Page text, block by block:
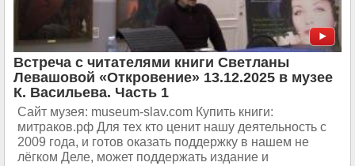
Встреча с читателями книги Светланы
Левашовой «Откровение» 13.12.2025 в музее
К. Васильева. Часть 1
Сайт музея: museum-slav.com Купить книги:
митраков.рф Для тех кто ценит нашу деятельность с
2009 года, и готов оказать поддержку в нашем не
лёгком Деле, может поддержать издание и